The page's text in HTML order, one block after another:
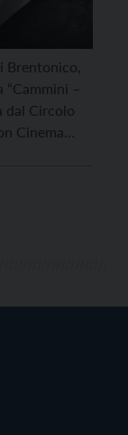
Brentonico,
“Cammini –
dal Circolo
Cinema